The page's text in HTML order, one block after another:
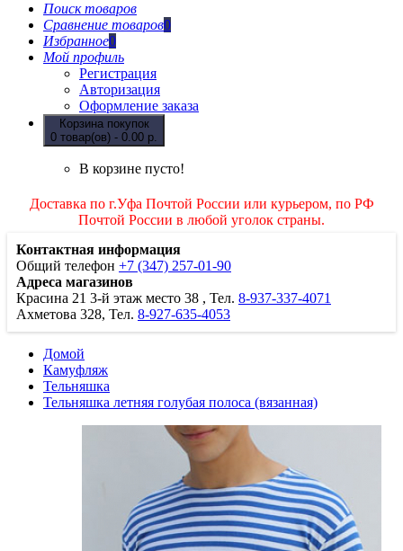
Поиск товаров
Сравнение товаров0
Избранное0
Мой профиль
Регистрация
Авторизация
Оформление заказа
Корзина покупок
0 товар(ов) - 0.00 р.
В корзине пусто!
Доставка по г.Уфа Почтой России или курьером, по РФ
Почтой России в любой уголок страны.
Контактная информация
Общий телефон +7 (347) 257-01-90
Адреса магазинов
Красина 21 3-й этаж место 38 , Тел. 8-937-337-4071
Ахметова 328, Тел. 8-927-635-4053
Домой
Камуфляж
Тельняшка
Тельняшка летняя голубая полоса (вязанная)